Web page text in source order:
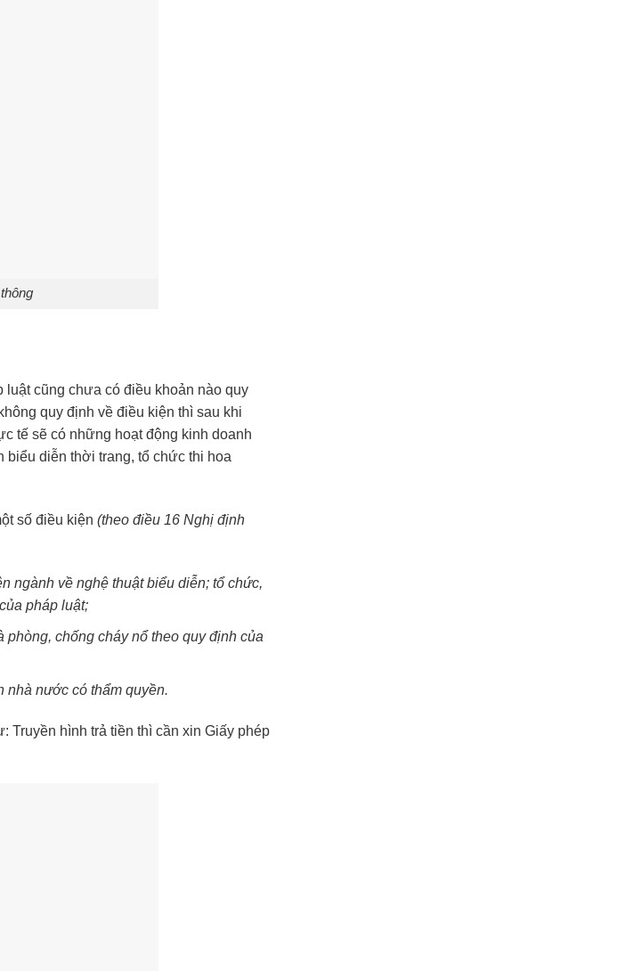
cũng chưa có điều khoản nào quy
quy định về điều kiện thì sau khi
tế sẽ có những hoạt động kinh doanh
biểu diễn thời trang, tổ chức thi hoa
số điều kiện (theo điều 16 Nghị định
ngành về nghệ thuật biểu diễn; tổ chức,
pháp luật;
chống cháy nổ theo quy định của
nhà nước có thẩm quyền.
Truyền hình trả tiền thì cần xin Giấy phép